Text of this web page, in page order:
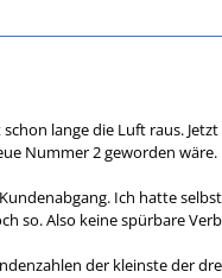
lange die Luft raus.
Nummer 2 geworden
Ich hatte
so. Also keine spürbare
der kleinste der